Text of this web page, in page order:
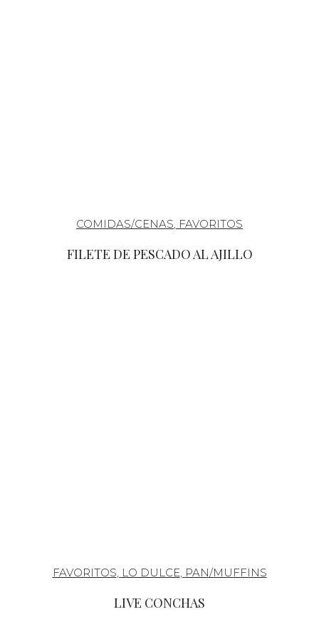
COMIDAS/CENAS, FAVORITOS
FILETE DE PESCADO AL AJILLO
FAVORITOS, LO DULCE, PAN/MUFFINS
LIVE CONCHAS